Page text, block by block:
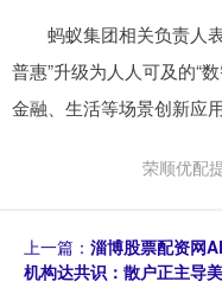
蚂蚁集团相关负责人表
普惠”升级为人人可及的“
金融、生活等场景创新应
荣顺优配
上一篇： 淄博股票配资网
机构达共识：散户正主导